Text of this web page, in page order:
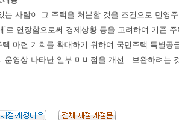
는 사람이 그 주택을 처분할 것을 조건으로 민영
’로 연장함으로써 경제상황 등을 고려하여 기존
마련 기회를 확대하기 위하여 국민주택 특별
운영상 나타난 일부 미비점을 개선ㆍ보완하려는